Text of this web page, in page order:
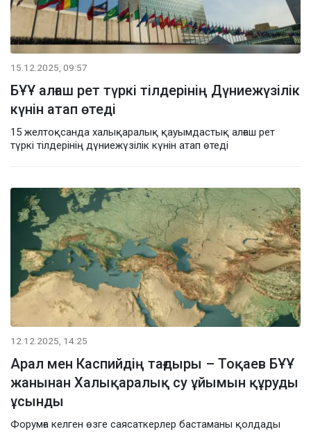
15.12.2025, 09:57
БҰҰ алғаш рет түркі тілдерінің Дүниежүзілік
күнін атап өтеді
15 желтоқсанда халықаралық қауымдастық алғаш рет
түркі тілдерінің дүниежүзілік күнін атап өтеді
12.12.2025, 14:25
Арал мен Каспийдің тағдыры – Тоқаев БҰҰ
жанынан Халықаралық су ұйымын құруды
ұсынды
Форумға келген өзге саясаткерлер бастаманы қолдады